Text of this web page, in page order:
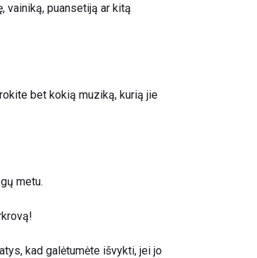
vainiką, puansetiją ar kitą
bet kokią muziką, kurią jie
metu.
kad galėtumėte išvykti, jei jo